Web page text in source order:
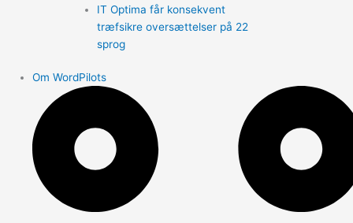
IT Optima får konsekvent
træfsikre oversættelser på 22
sprog
Om WordPilots